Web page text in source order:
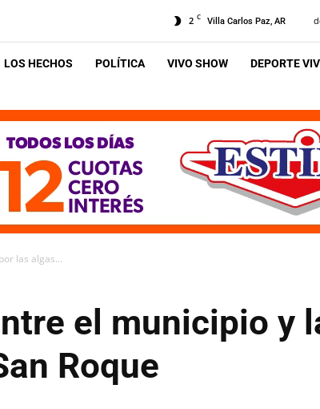
2 C Villa Carlos Paz, AR
LOS HECHOS POLÍTICA VIVO SHOW DEPORTE
las algas...
el municipio y
Roque